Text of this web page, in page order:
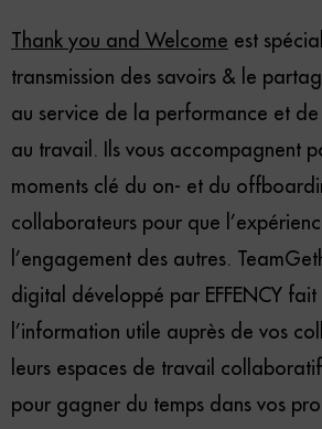
Thank you and Welcome est
transmission des savoirs & le
au service de la performance et
au travail. Ils vous accompagnent
moments clé du on- et du
collaborateurs pour que
l’engagement des autres.
digital développé par EFFENCY fait
l’information utile auprès de vos
leurs espaces de travail collaboratif
pour gagner du temps dans vos